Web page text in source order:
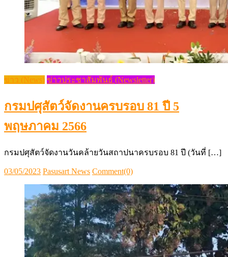
ข่าว (News) ข่าวประชาสัมพันธ์ (Newsletter)
กรมปศุสัตว์จัดงานครบรอบ 81 ปี 5
พฤษภาคม 2566
กรมปศุสัตว์จัดงานวันคล้ายวันสถาปนาครบรอบ 81 ปี (วันที่ […]
Posted
03/05/2023 Author
Pasusart News Comment(0)